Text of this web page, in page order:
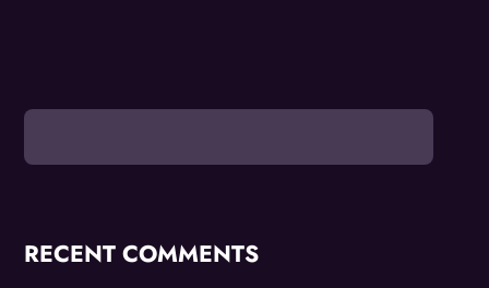
RECENT COMMENTS